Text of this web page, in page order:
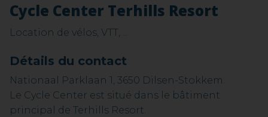
Cycle Center Terhills Resort
Location de vélos, VTT, ...
Détails du contact
Nationaal Parklaan 1, 3650 Dilsen-Stokkem.
Le Cycle Center est situé dans le bâtiment
principal de Terhills Resort.